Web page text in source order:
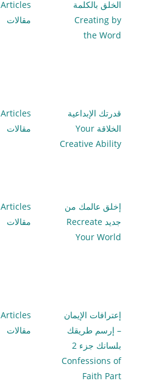
الخلق بالكلمة
Creating by
the Word
Articles
مقالات
قدرتك الإبداعية
الخلاقة Your
Creative Ability
Articles
مقالات
إخلق عالمك من
جديد Recreate
Your World
Articles
مقالات
إعترافات الإيمان
– إرسم طريقك
بلسانك جزء 2
Confessions of
Faith Part
Articles
مقالات